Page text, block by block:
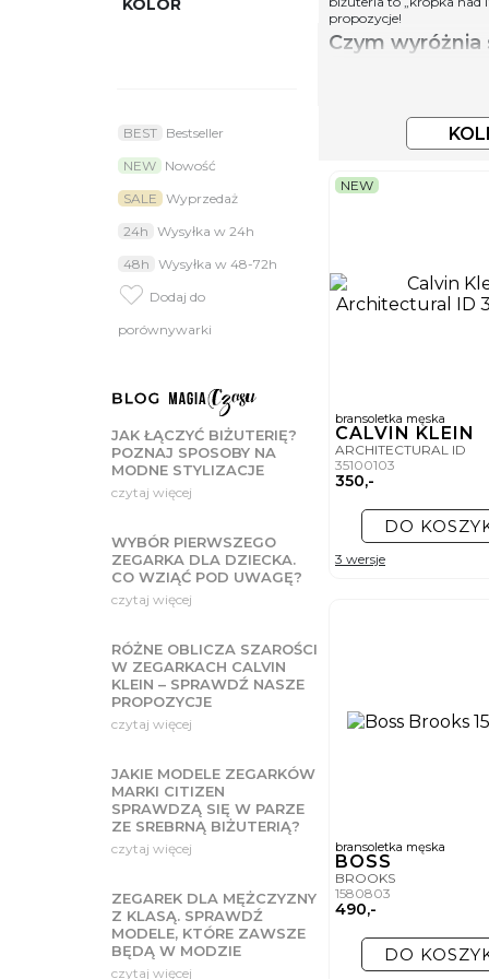
KOLOR
BEST Bestseller
NEW Nowość
SALE Wyprzedaż
24h Wysyłka w 24h
48h Wysyłka w 48-72h
Dodaj do
porównywarki
JAK ŁĄCZYĆ BIŻUTERIĘ?
POZNAJ SPOSOBY NA
MODNE STYLIZACJE
czytaj więcej
WYBÓR PIERWSZEGO
ZEGARKA DLA DZIECKA.
CO WZIĄĆ POD UWAGĘ?
czytaj więcej
RÓŻNE OBLICZA SZAROŚCI
W ZEGARKACH CALVIN
KLEIN – SPRAWDŹ NASZE
PROPOZYCJE
czytaj więcej
JAKIE MODELE ZEGARKÓW
MARKI CITIZEN
SPRAWDZĄ SIĘ W PARZE
ZE SREBRNĄ BIŻUTERIĄ?
czytaj więcej
ZEGAREK DLA MĘŻCZYZNY
Z KLASĄ. SPRAWDŹ
MODELE, KTÓRE ZAWSZE
BĘDĄ W MODZIE
czytaj więcej
propozycje!
Czym
Biżuteria z logo
Biżuteria
bezpiecznym wyborem
mosiądz. Damskie
się elementy ze skóry
Jak dobierać
dodatki, które
Jak
Casualowa biżuteria
codziennych zestawach
Z kolei szykując się na
wiszące kolczyki z
zdobienia czy kolorowe
Biżuteria
Czasy, gdy mężczyźnie
się mocnym trendem,
naszyjniki o grubym
designerskie spinki
bransolety ze stali
dodatki w stylu
w sportowym stylu i
Jak
Zegarek na nadgarstku
fantastycznie zgra się z
oba dodatki miały jakiś
Po kolejną dawkę
dopasujesz do
bransoletka męska
CALVIN KLEIN
ARCHITECTURAL ID
35100103
350,-
NEW
DO
3 wersje
bransoletka męska
BOSS
BROOKS
1580803
490,-
DO